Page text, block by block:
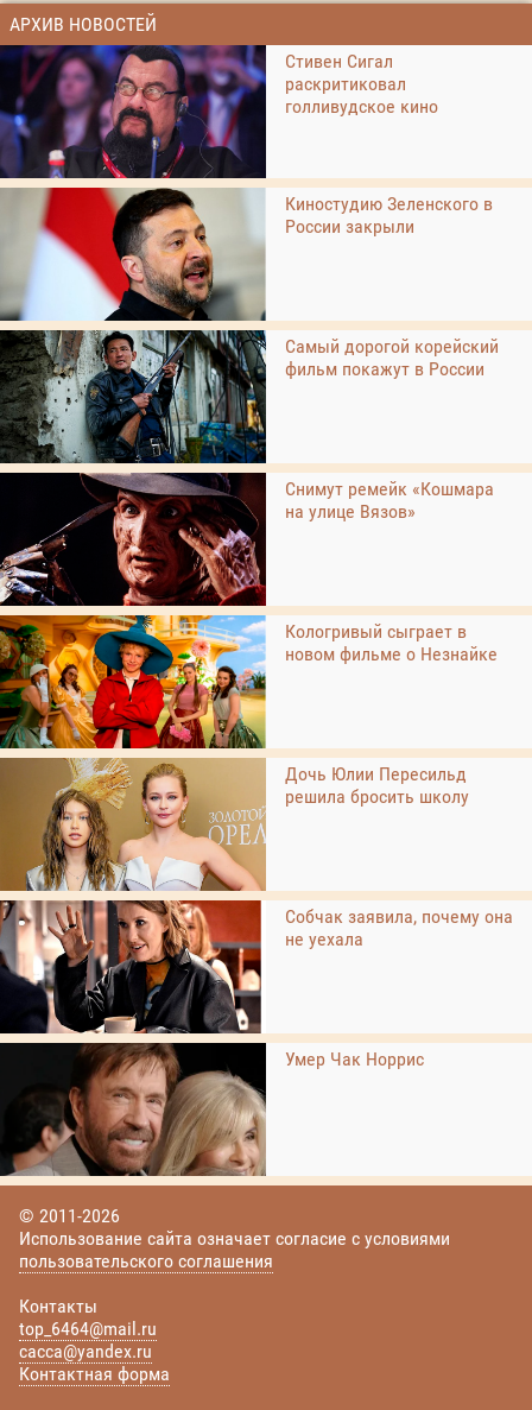
АРХИВ НОВОСТЕЙ
Стивен Сигал
раскритиковал
голливудское кино
Киностудию Зеленского в
России закрыли
Самый дорогой корейский
фильм покажут в России
Снимут ремейк «Кошмара
на улице Вязов»
Кологривый сыграет в
новом фильме о Незнайке
Дочь Юлии Пересильд
решила бросить школу
Собчак заявила, почему она
не уехала
Умер Чак Норрис
© 2011-2026
Использование сайта означает согласие с условиями
пользовательского соглашения
Контакты
top_6464@mail.ru
cacca@yandex.ru
Контактная форма